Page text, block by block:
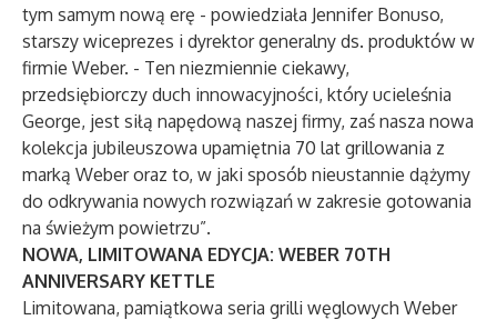
tym samym nową erę - powiedziała Jennifer Bonuso,
starszy wiceprezes i dyrektor generalny ds. produktów w
firmie Weber. - Ten niezmiennie ciekawy,
przedsiębiorczy duch innowacyjności, który ucieleśnia
George, jest siłą napędową naszej firmy, zaś nasza nowa
kolekcja jubileuszowa upamiętnia 70 lat grillowania z
marką Weber oraz to, w jaki sposób nieustannie dążymy
do odkrywania nowych rozwiązań w zakresie gotowania
na świeżym powietrzu”.
NOWA, LIMITOWANA EDYCJA: WEBER 70TH
ANNIVERSARY KETTLE
Limitowana, pamiątkowa seria grilli węglowych Weber